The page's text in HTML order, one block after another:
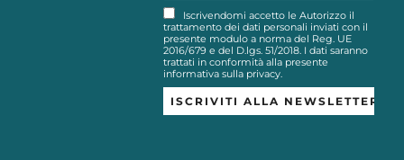
Iscrivendomi accetto le Autorizzo il
trattamento dei dati personali inviati con il
presente modulo a norma del Reg. UE
2016/679 e del D.lgs. 51/2018. I dati saranno
trattati in conformità alla presente
informativa sulla privacy.